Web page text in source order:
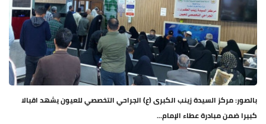
بالصور: مركز السيدة زينب الكبرى (ع) الجراحي التخصصي للعيون يشهد اقبالا
كبيرا ضمن مبادرة عطاء الإمام...